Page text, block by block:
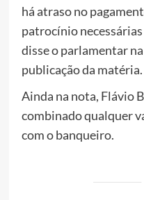
há atraso no
patrocínio necessárias
disse o parlamentar
publicação da matéria.
Ainda na nota, Flávio
combinado qualquer
com o banqueiro.